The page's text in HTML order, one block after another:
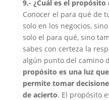
9.- ¿Cuál es el propósito
Conocer el para qué de
solo en los negocios,
solo el para qué, sino
sabes con certeza la
algún punto del camino
propósito es una luz
permite tomar
de acierto. El propósito